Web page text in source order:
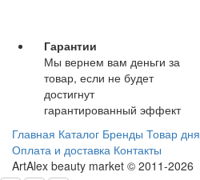
Гарантии
Мы вернем вам деньги за
товар, если не будет
достигнут
гарантированный эффект
Главная Каталог Бренды Товар дня
Оплата и доставка Контакты
ArtAlex beauty market © 2011-2026